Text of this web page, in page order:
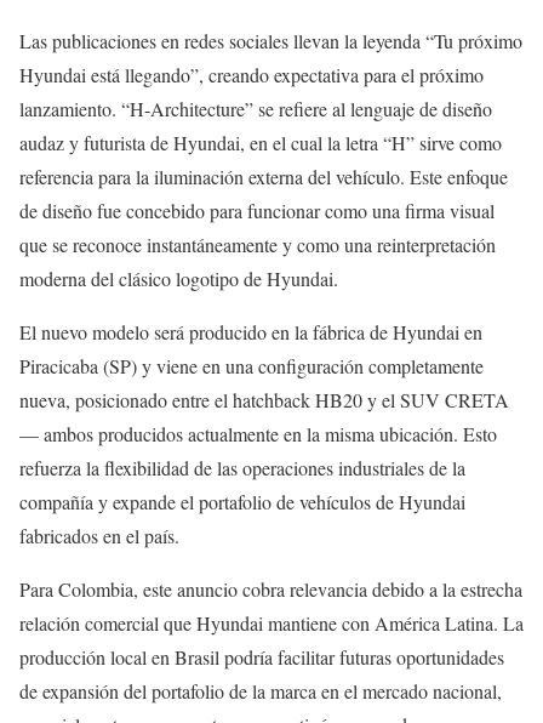
Las publicaciones en redes sociales llevan la leyenda “Tu próximo
Hyundai está llegando”, creando expectativa para el próximo
lanzamiento. “H-Architecture” se refiere al lenguaje de diseño
audaz y futurista de Hyundai, en el cual la letra “H” sirve como
referencia para la iluminación externa del vehículo. Este enfoque
de diseño fue concebido para funcionar como una firma visual
que se reconoce instantáneamente y como una reinterpretación
moderna del clásico logotipo de Hyundai.
El nuevo modelo será producido en la fábrica de Hyundai en
Piracicaba (SP) y viene en una configuración completamente
nueva, posicionado entre el hatchback HB20 y el SUV CRETA
— ambos producidos actualmente en la misma ubicación. Esto
refuerza la flexibilidad de las operaciones industriales de la
compañía y expande el portafolio de vehículos de Hyundai
fabricados en el país.
Para Colombia, este anuncio cobra relevancia debido a la estrecha
relación comercial que Hyundai mantiene con América Latina. La
producción local en Brasil podría facilitar futuras oportunidades
de expansión del portafolio de la marca en el mercado nacional,